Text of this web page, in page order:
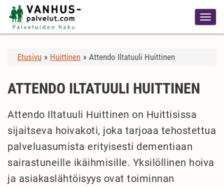
Etusivu » Huittinen » Attendo Iltatuuli Huittinen
ATTENDO ILTATUULI HUITTINEN
Attendo Iltatuuli Huittinen on Huittisissa
sijaitseva hoivakoti, joka tarjoaa tehostettua
palveluasumista erityisesti dementiaan
sairastuneille ikäihmisille. Yksilöllinen hoiva
ja asiakaslähtöisyys ovat toiminnan